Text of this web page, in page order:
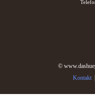
©
Kontakt|